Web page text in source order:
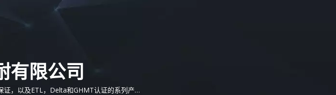
有限公司
证，以及ETL，Delta和GHMT认证的系列产